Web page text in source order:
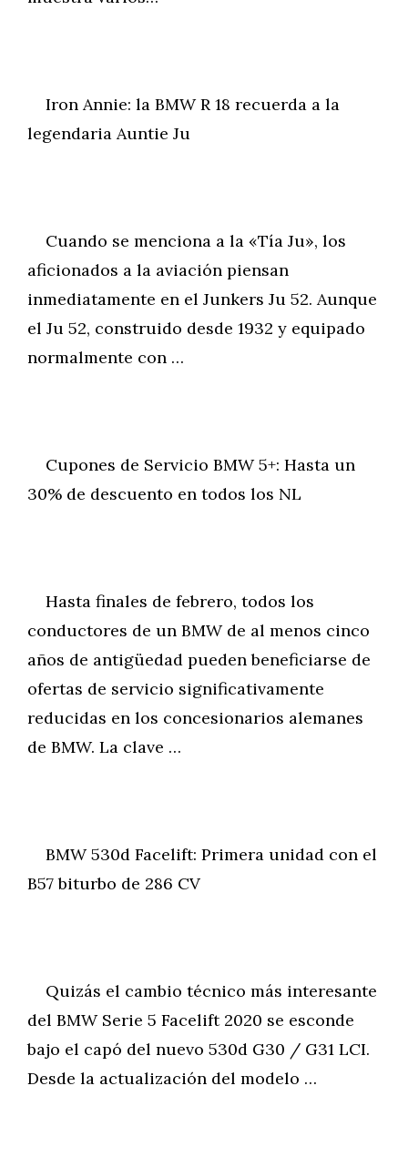
Iron Annie: la BMW R 18 recuerda a la
legendaria Auntie Ju
Cuando se menciona a la «Tía Ju», los
aficionados a la aviación piensan
inmediatamente en el Junkers Ju 52. Aunque
el Ju 52, construido desde 1932 y equipado
normalmente con …
Cupones de Servicio BMW 5+: Hasta un
30% de descuento en todos los NL
Hasta finales de febrero, todos los
conductores de un BMW de al menos cinco
años de antigüedad pueden beneficiarse de
ofertas de servicio significativamente
reducidas en los concesionarios alemanes
de BMW. La clave …
BMW 530d Facelift: Primera unidad con el
B57 biturbo de 286 CV
Quizás el cambio técnico más interesante
del BMW Serie 5 Facelift 2020 se esconde
bajo el capó del nuevo 530d G30 / G31 LCI.
Desde la actualización del modelo …